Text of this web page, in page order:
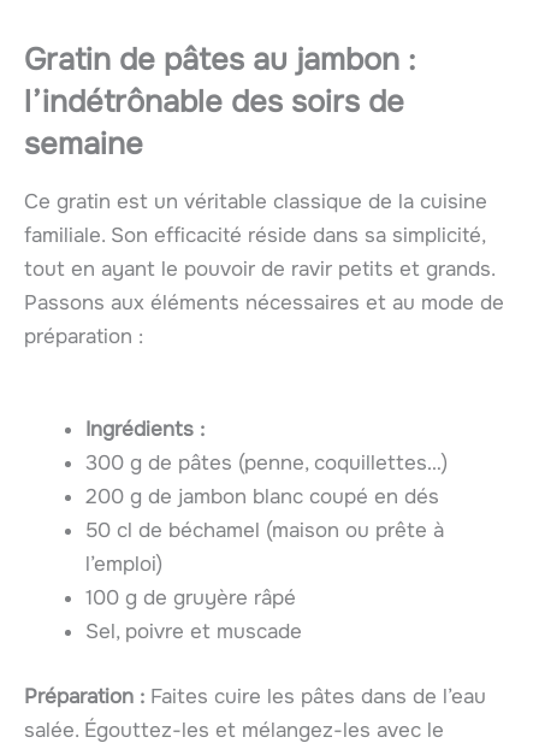
Gratin de pâtes au jambon :
l’indétrônable des soirs de
semaine
Ce gratin est un véritable classique de la cuisine
familiale. Son efficacité réside dans sa simplicité,
tout en ayant le pouvoir de ravir petits et grands.
Passons aux éléments nécessaires et au mode de
préparation :
Ingrédients :
300 g de pâtes (penne, coquillettes…)
200 g de jambon blanc coupé en dés
50 cl de béchamel (maison ou prête à
l’emploi)
100 g de gruyère râpé
Sel, poivre et muscade
Préparation : Faites cuire les pâtes dans de l’eau
salée. Égouttez-les et mélangez-les avec le